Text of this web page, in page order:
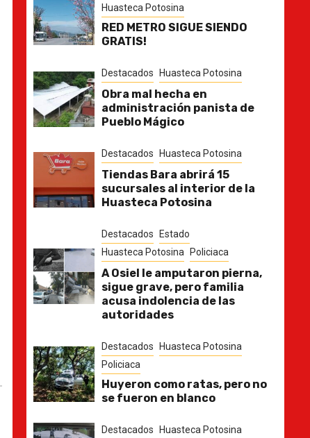
Huasteca Potosina
RED METRO SIGUE SIENDO
GRATIS!
Destacados Huasteca Potosina
Obra mal hecha en
administración panista de
Pueblo Mágico
Destacados Huasteca Potosina
Tiendas Bara abrirá 15
sucursales al interior de la
Huasteca Potosina
Destacados
Estado
Huasteca Potosina
Policiaca
A Osiel le amputaron pierna,
sigue grave, pero familia
acusa indolencia de las
autoridades
Destacados
Huasteca Potosina
Policiaca
Huyeron como ratas, pero no
se fueron en blanco
Destacados
Huasteca Potosina